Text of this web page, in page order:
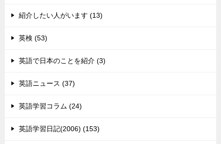
紹介したい人がいます (13)
英検 (53)
英語で日本のことを紹介 (3)
英語ニュース (37)
英語学習コラム (24)
英語学習日記(2006) (153)